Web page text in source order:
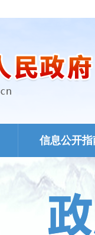
信息公开指